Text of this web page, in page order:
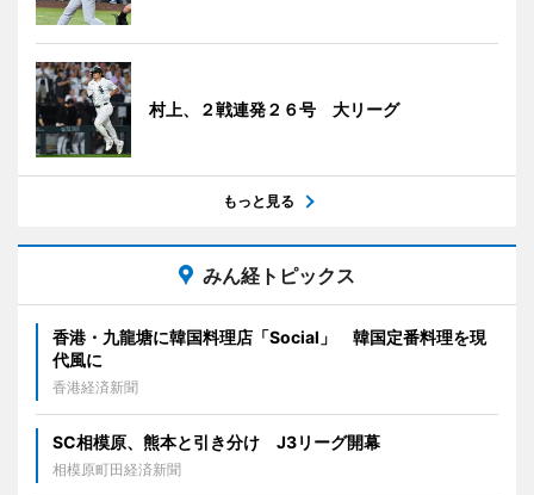
村上、２戦連発２６号 大リーグ
もっと見る
みん経トピックス
香港・九龍塘に韓国料理店「Social」 韓国定番料理を現
代風に
香港経済新聞
SC相模原、熊本と引き分け J3リーグ開幕
相模原町田経済新聞